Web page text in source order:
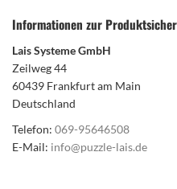
Informationen zur
Lais Systeme GmbH
Zeilweg 44
60439 Frankfurt am Main
Deutschland
Telefon: 069-95646508
E-Mail: info@puzzle-lais.de